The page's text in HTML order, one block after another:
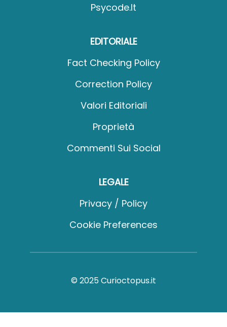
Psycode.it
EDITORIALE
Fact Checking Policy
Correction Policy
Valori Editoriali
Proprietà
Commenti Sui Social
LEGALE
Privacy / Policy
Cookie Preferences
© 2025 Curioctopus.it